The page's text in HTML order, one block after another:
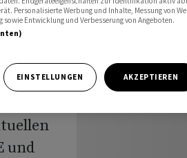
und
Personalisierte Werbung und Inhalte, Messung von
Entwicklung und Verbesserung von Angeboten.
EINSTELLUNGEN AKZEPTIEREN